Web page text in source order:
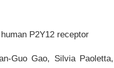
P2Y12 receptor
Guo Gao, Silvia Paoletta,